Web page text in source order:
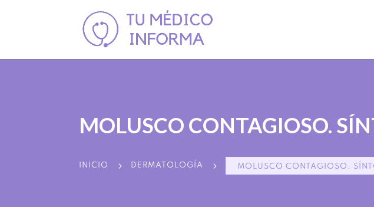
MOLUSCO CONTAGIOSO.
INICIO 5 DERMATOLOGÍA 5 MOLUSCO CONTAGIOSO.